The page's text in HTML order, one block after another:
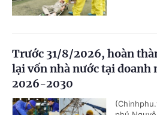
Trước 31/8/2026, hoàn
lại vốn nhà nước tại doanh
2026-2030